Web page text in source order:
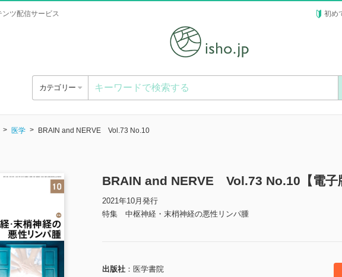
ンツ配信サービス 初め
カテゴリー
医学 BRAIN and NERVE Vol.73 No.10
BRAIN and NERVE Vol.73 No.10【電子
2021年10月発行
特集 中枢神経・末梢神経の悪性リンパ腫
出版社
医学書院